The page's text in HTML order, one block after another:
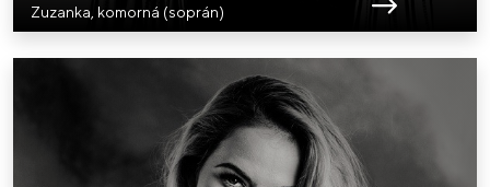
Zuzanka, komorná (soprán)